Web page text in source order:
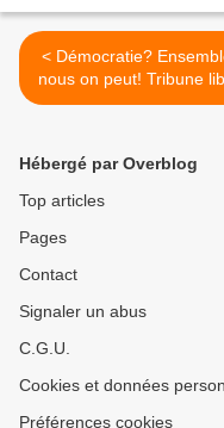
< Démocratie? Ensemble,
nous on peut! Tribune
d' Enver
Hébergé par Overblog
Top articles
Pages
Contact
Signaler un abus
C.G.U.
Cookies et données
Préférences cookies